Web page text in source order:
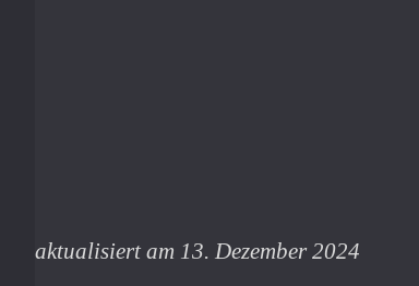
aktualisiert am 13. Dezember 2024